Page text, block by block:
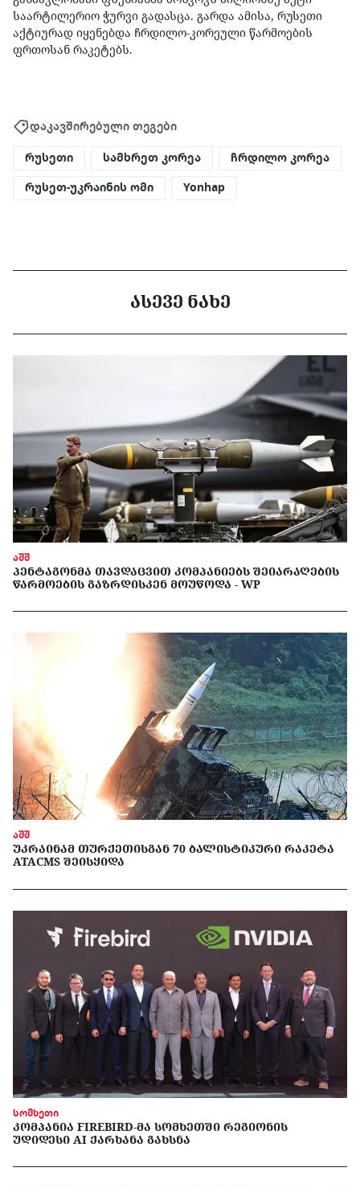
საარტილერიო ჭურვი გადასცა. გარდა ამისა, რუსეთი
აქტიურად იყენებდა ჩრდილო-კორეული წარმოების
ფრთოსან რაკეტებს.
დაკავშირებული თეგები
რუსეთი სამხრეთ კორეა ჩრდილო კორეა
რუსეთ-უკრაინის ომი Yonhap
ᲐᲡᲔᲕᲔ ᲜᲐᲮᲔ
აშშ
ᲞᲔᲜᲢᲐᲒᲝᲜᲛᲐ ᲗᲐᲕᲓᲐᲪᲕᲘᲗ ᲙᲝᲛᲞᲐᲜᲘᲔᲑᲡ ᲨᲔᲘᲐᲠᲐᲦᲔᲑᲘᲡ
ᲬᲐᲠᲛᲝᲔᲑᲘᲡ ᲒᲐᲖᲠᲓᲘᲡᲙᲔᲜ ᲛᲝᲣᲬᲝᲓᲐ - WP
აშშ
ᲣᲙᲠᲐᲘᲜᲐᲛ ᲗᲣᲠᲥᲔᲗᲘᲡᲒᲐᲜ 70 ᲑᲐᲚᲘᲡᲢᲘᲙᲣᲠᲘ ᲠᲐᲙᲔᲢᲐ
ATACMS ᲨᲔᲘᲡᲧᲘᲓᲐ
სომხეთი
ᲙᲝᲛᲞᲐᲜᲘᲐ FIREBIRD-ᲛᲐ ᲡᲝᲛᲮᲔᲗᲨᲘ ᲠᲔᲒᲘᲝᲜᲘᲡ
ᲣᲓᲘᲓᲔᲡᲘ AI ᲥᲐᲠᲮᲐᲜᲐ ᲒᲐᲮᲡᲜᲐ